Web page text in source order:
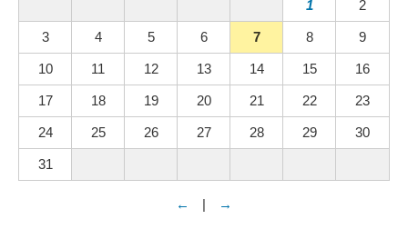
1 2
3 4 5 6 7 8 9
10 11 12 13 14 15 16
17 18 19 20 21 22 23
24 25 26 27 28 29 30
31
← →